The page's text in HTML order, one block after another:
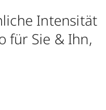
Intensität
für Sie & Ihn,